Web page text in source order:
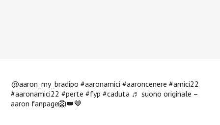
@aaron_my_bradipo #aaronamici #aaroncenere #amici22
#aaronamici22 #perte #fyp #caduta ♬ suono originale –
aaron fanpage🦁👑🤎